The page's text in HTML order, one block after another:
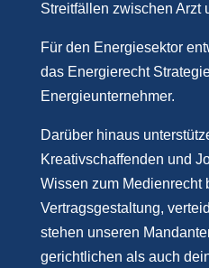
Streitfällen zwischen Arzt
Für den Energiesektor
das Energierecht
Energieunternehmer.
Darüber hinaus
Kreativschaffenden und
Wissen zum Medienrecht
Vertragsgestaltung,
stehen unseren
gerichtlichen als auch